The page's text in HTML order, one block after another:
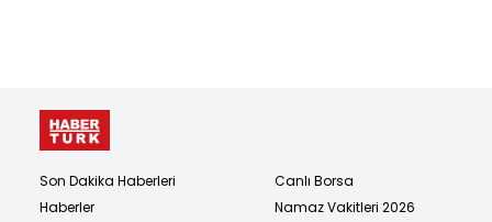
Son Dakika Haberleri
Haberler
Canlı Borsa
Namaz Vakitleri 2026